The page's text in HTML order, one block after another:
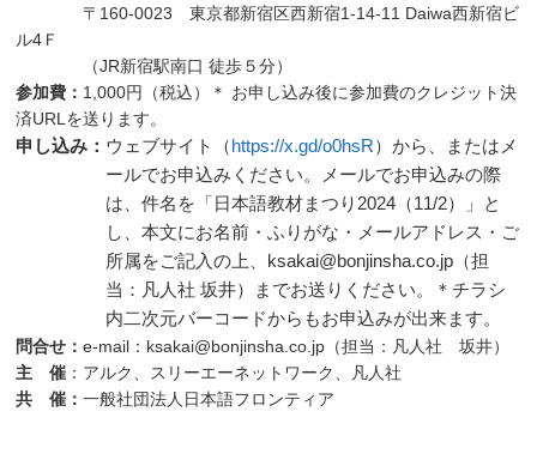
〒160-0023 東京都新宿区西新宿1-14-11 Daiwa西新宿ビ
ル4Ｆ
（JR新宿駅南口 徒歩５分）
参加費： 1,000円（税込）＊ お申し込み後に参加費のクレジット決
済URLを送ります。
申し込み： ウェブサイト（https://x.gd/o0hsR）から、またはメ
ールでお申込みください。メールでお申込みの際
は、件名を「日本語教材まつり2024（11/2）」と
し、本文にお名前・ふりがな・メールアドレス・ご
所属をご記入の上、ksakai@bonjinsha.co.jp（担
当：凡人社 坂井）までお送りください。＊チラシ
内二次元バーコードからもお申込みが出来ます。
問合せ：e-mail：ksakai@bonjinsha.co.jp（担当：凡人社 坂井）
主 催 ：アルク、スリーエーネットワーク、凡人社
共 催：一般社団法人日本語フロンティア